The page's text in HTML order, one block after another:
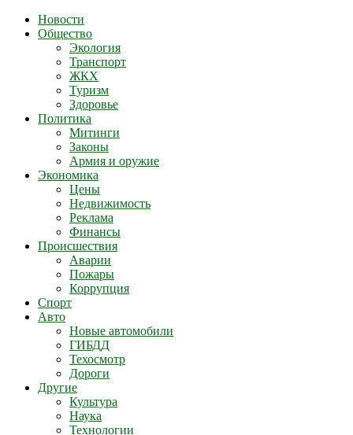
Новости
Общество
Экология
Транспорт
ЖКХ
Туризм
Здоровье
Политика
Митинги
Законы
Армия и оружие
Экономика
Цены
Недвижимость
Реклама
Финансы
Происшествия
Аварии
Пожары
Коррупция
Спорт
Авто
Новые автомобили
ГИБДД
Техосмотр
Дороги
Другие
Культура
Наука
Технологии